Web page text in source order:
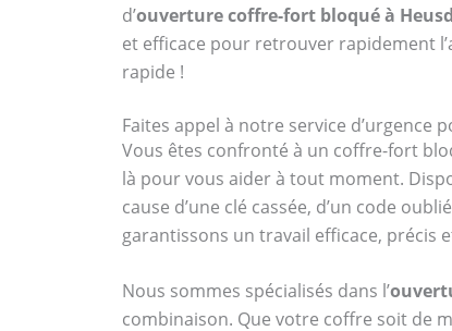
d’ouverture coffre-fort bloqué à
et efficace pour retrouver rapidement
rapide !
Faites appel à notre service
Vous êtes confronté à un coffre-fort
là pour vous aider à tout moment.
cause d’une clé cassée, d’un code
garantissons un travail efficace, précis
Nous sommes spécialisés dans l’
combinaison. Que votre coffre soit de